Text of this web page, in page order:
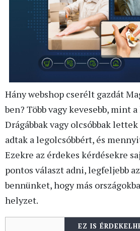
Hány webshop cserélt gazdát
ben? Több vagy kevesebb, mint
Drágábbak vagy olcsóbbak
adtak a legolcsóbbért, és
Ezekre az érdekes kérdésekre
pontos választ adni, legfeljebb
bennünket, hogy más
helyzet.
EZ IS